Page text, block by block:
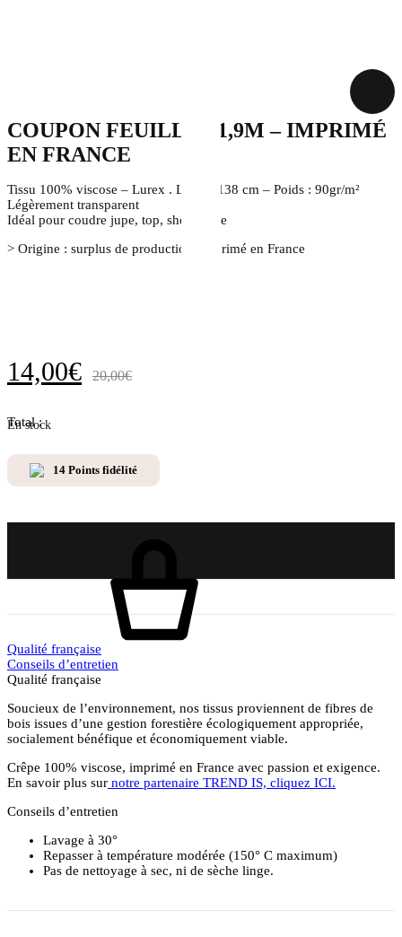
COUPON FEUILLES 1,9M – IMPRIMÉ
EN FRANCE
Tissu 100% viscose – Lurex . Laize : 138 cm – Poids : 90gr/m²
Légèrement transparent
Idéal pour coudre jupe, top, short, robe
> Origine : surplus de production, imprimé en France
14,00€ 20,00€
En stock
14 Points fidélité
Total :
Qualité française
Conseils d’entretien
Qualité française
Soucieux de l’environnement, nos tissus proviennent de fibres de
bois issues d’une gestion forestière écologiquement appropriée,
socialement bénéfique et économiquement viable.
Crêpe 100% viscose, imprimé en France avec passion et exigence.
En savoir plus sur notre partenaire TREND IS, cliquez ICI.
Conseils d’entretien
Lavage à 30°
Repasser à température modérée (150° C maximum)
Pas de nettoyage à sec, ni de sèche linge.